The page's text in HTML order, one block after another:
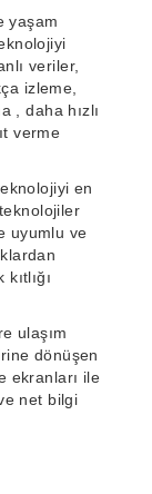
yaşam
veriler,
izleme,
, daha hızlı
verme
en
uyumlu ve
ulaşım
dönüşen
ekranları ile
net bilgi